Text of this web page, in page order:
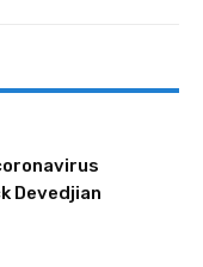
Devedjian